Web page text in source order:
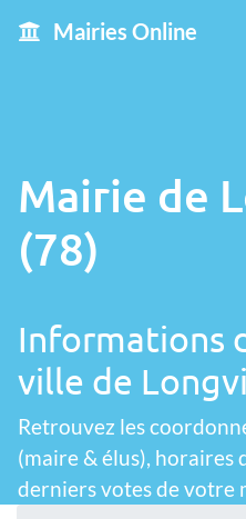
Mairies Online
Mairie de
(78)
Informations
ville de
Retrouvez les
(maire & élus), horaires
derniers votes de votre